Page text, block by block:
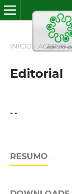
INÍCIO / ACERVO /
Editorial
- -
RESUMO .